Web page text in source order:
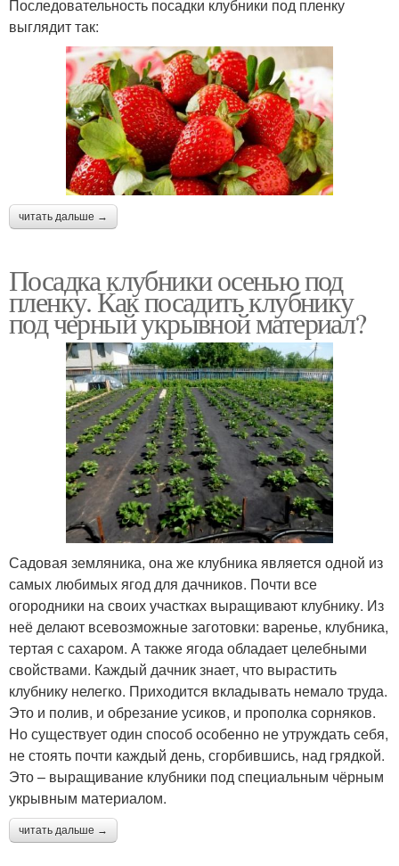
Последовательность посадки клубники под пленку
выглядит так:
читать дальше →
Посадка клубники осенью под
пленку. Как посадить клубнику
под черный укрывной материал?
Садовая земляника, она же клубника является одной из
самых любимых ягод для дачников. Почти все
огородники на своих участках выращивают клубнику. Из
неё делают всевозможные заготовки: варенье, клубника,
тертая с сахаром. А также ягода обладает целебными
свойствами. Каждый дачник знает, что вырастить
клубнику нелегко. Приходится вкладывать немало труда.
Это и полив, и обрезание усиков, и прополка сорняков.
Но существует один способ особенно не утруждать себя,
не стоять почти каждый день, сгорбившись, над грядкой.
Это – выращивание клубники под специальным чёрным
укрывным материалом.
читать дальше →